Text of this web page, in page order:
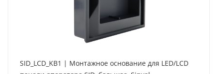
SID_LCD_KB1 | Монтажное основание для LED/LCD